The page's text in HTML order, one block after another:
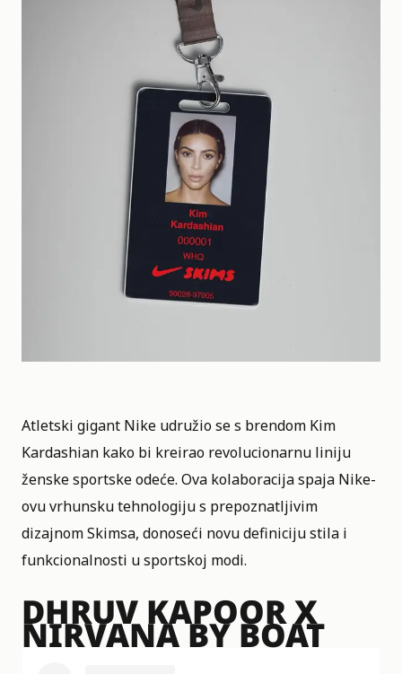
Atletski gigant Nike udružio se s brendom Kim
Kardashian kako bi kreirao revolucionarnu liniju
ženske sportske odeće. Ova kolaboracija spaja Nike-
ovu vrhunsku tehnologiju s prepoznatljivim
dizajnom Skimsa, donoseći novu definiciju stila i
funkcionalnosti u sportskoj modi.
DHRUV KAPOOR X
NIRVANA BY BOAT